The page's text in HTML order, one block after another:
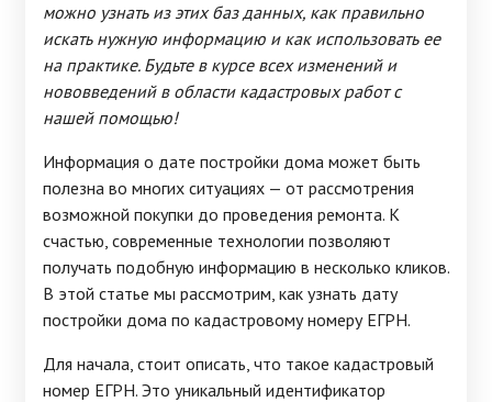
можно узнать из этих баз данных, как правильно
искать нужную информацию и как использовать ее
на практике. Будьте в курсе всех изменений и
нововведений в области кадастровых работ с
нашей помощью!
Информация о дате постройки дома может быть
полезна во многих ситуациях — от рассмотрения
возможной покупки до проведения ремонта. К
счастью, современные технологии позволяют
получать подобную информацию в несколько кликов.
В этой статье мы рассмотрим, как узнать дату
постройки дома по кадастровому номеру ЕГРН.
Для начала, стоит описать, что такое кадастровый
номер ЕГРН. Это уникальный идентификатор